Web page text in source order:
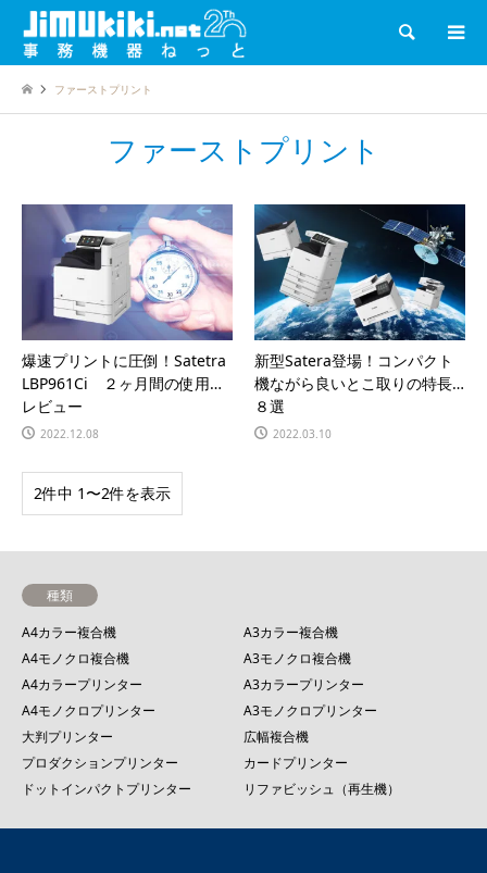
検索
ファーストプリント
ファーストプリント
爆速プリントに圧倒！Satetra
LBP961Ci ２ヶ月間の使用感
レビュー
2022.12.08
新型Satera登場！コンパクト
機ながら良いとこ取りの特長
８選
2022.03.10
2件中 1〜2件を表示
種類
A4カラー複合機
A3カラー複合機
A4モノクロ複合機
A3モノクロ複合機
A4カラープリンター
A3カラープリンター
A4モノクロプリンター
A3モノクロプリンター
大判プリンター
広幅複合機
プロダクションプリンター
カードプリンター
ドットインパクトプリンター
リファビッシュ（再生機）